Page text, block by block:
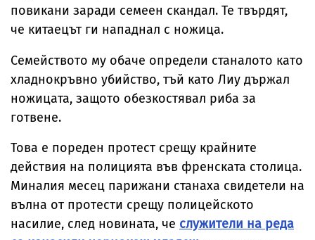
повикани заради семеен скандал. Те твърдят,
че китаецът ги нападнал с ножица.
Семейството му обаче определи станалото като
хладнокръвно убийство, тъй като Лиу държал
ножицата, защото обезкостявал риба за
готвене.
Това е пореден протест срещу крайните
действия на полицията във френската столица.
Миналия месец парижани станаха свидетели на
вълна от протести срещу полицейското
насилие, след новината, че служители на реда